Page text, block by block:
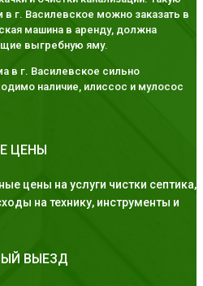
г. Василевское можно заказать в
машина в аренду, должна
выгребную яму.
в г. Василевское сильно
наличие, илиссос и мулосос
ЦЕНЫ
цены на услуги чистки септика,
на технику, инструменты и
ВЫЕЗД